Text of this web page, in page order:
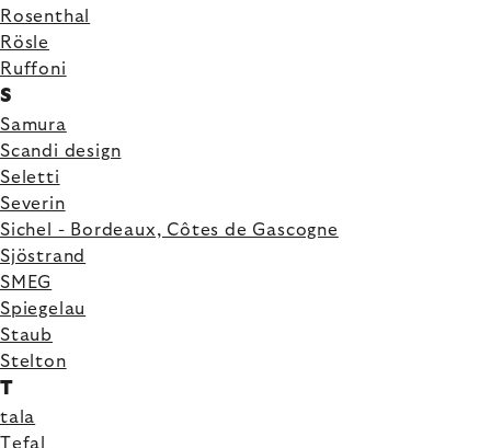
Rosenthal
Rösle
Ruffoni
S
Samura
Scandi design
Seletti
Severin
Sichel - Bordeaux, Côtes de Gascogne
Sjöstrand
SMEG
Spiegelau
Staub
Stelton
T
tala
Tefal